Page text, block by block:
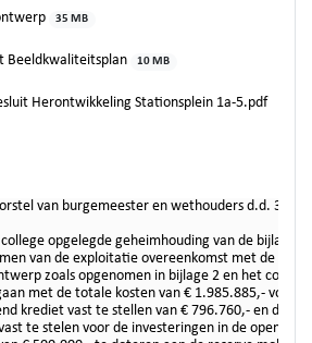
35 MB
Beeldkwaliteitsplan 10 MB
Herontwikkeling Stationsplein 1a-5.pdf
van burgemeester en wethouders d.d. 30
opgelegde geheimhouding van de
van de exploitatie overeenkomst met de
zoals opgenomen in bijlage 2 en het
met de totale kosten van € 1.985.885,-
krediet vast te stellen van € 796.760,- en
te stelen voor de investeringen in de